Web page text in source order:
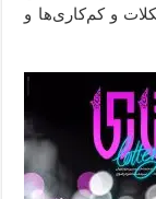
و کم‌کاری‌ها و